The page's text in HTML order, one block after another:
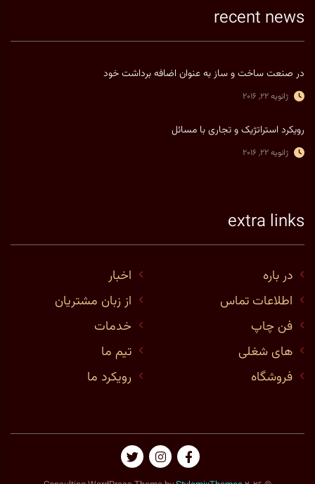
recent news
در صنعت ساخت و ساز به عنوان اضافه برداشت خود
ژانویه 22, 2016
رویکرد استراتژیک و تجاری با مسائل
ژانویه 22, 2016
extra links
در باره
اخبار
اطلاعات تماس
از زبان مشتریان
فن چاپ
خدمات
های شغلی
تیم ما
فروشگاه
رویکرد ما